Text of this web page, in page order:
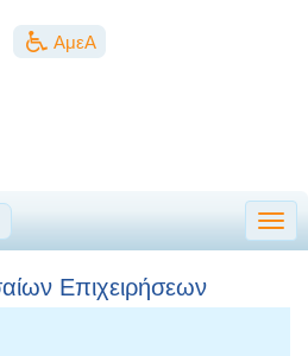
ΑμεΑ
Επιχειρήσεων